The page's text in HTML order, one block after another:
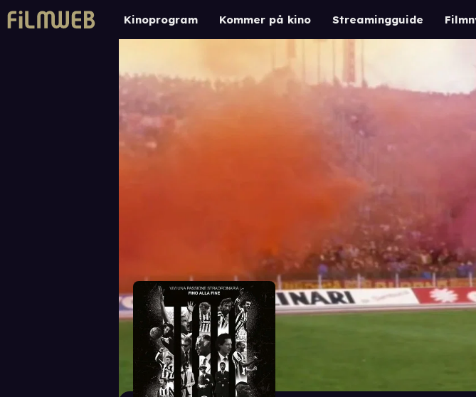
Kinoprogram Kommer på kino Streamingguide